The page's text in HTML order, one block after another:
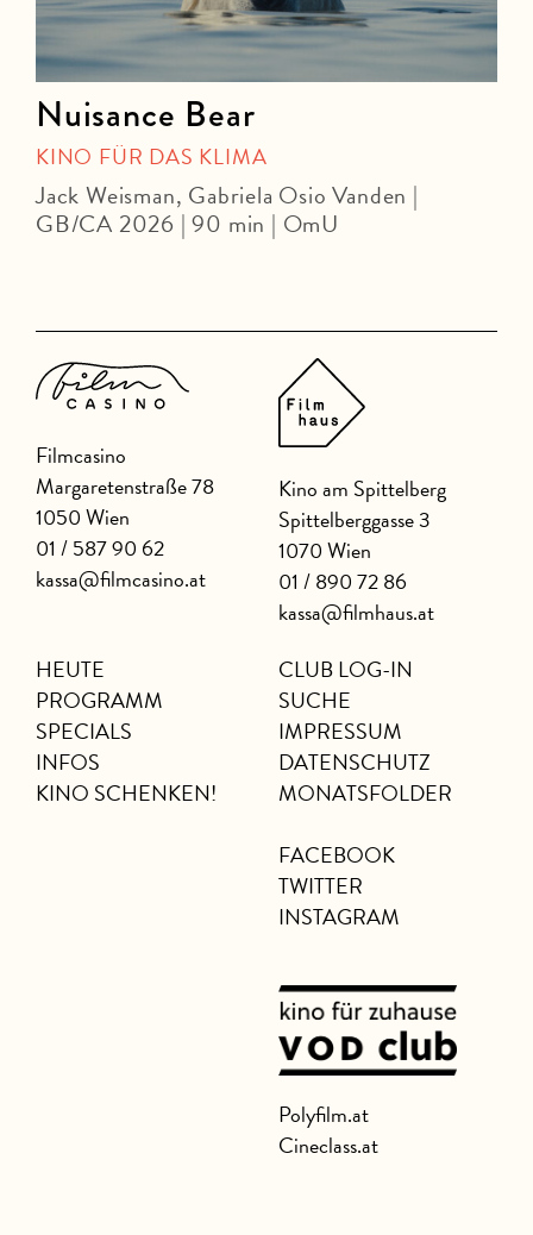
Nuisance Bear
KINO FÜR DAS KLIMA
Jack Weisman, Gabriela Osio Vanden |
GB/CA 2026 | 90 min | OmU
Filmcasino
Margaretenstraße 78
1050 Wien
01 / 587 90 62
kassa@filmcasino.at
Kino am Spittelberg
Spittelberggasse 3
1070 Wien
01 / 890 72 86
kassa@filmhaus.at
HEUTE
PROGRAMM
SPECIALS
INFOS
KINO SCHENKEN!
CLUB LOG-IN
SUCHE
IMPRESSUM
DATENSCHUTZ
MONATSFOLDER
FACEBOOK
TWITTER
INSTAGRAM
Polyfilm.at
Cineclass.at